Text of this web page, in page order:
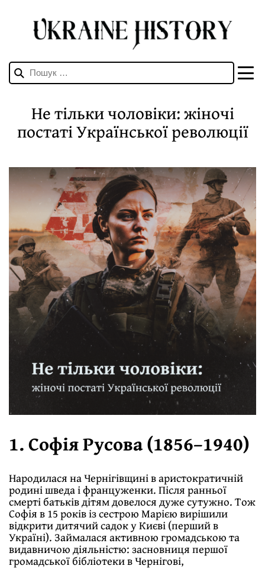
Пошук:
Не тільки чоловіки: жіночі
постаті Української революції
1. Софія Русова (1856–1940)
Народилася на Чернігівщині в аристократичній
родині шведа і француженки. Після ранньої
смерті батьків дітям довелося дуже сутужно. Тож
Софія в 15 років із сестрою Марією вирішили
відкрити дитячий садок у Києві (перший в
Україні). Займалася активною громадською та
видавничою діяльністю: засновниця першої
громадської бібліотеки в Чернігові,